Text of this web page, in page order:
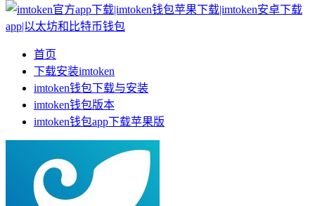
首页
下载安装imtoken
imtoken钱包下载与安装
imtoken钱包版本
imtoken钱包app下载苹果版